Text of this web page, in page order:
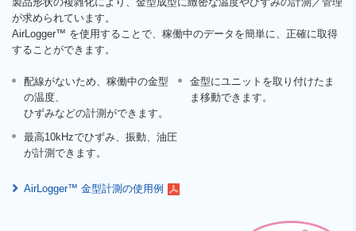
が求められています。
AirLogger™ を使用することで、稼働中のデータを簡単に、正確に取得
することができます。
配線がないため、稼働中の金型
の温度、
ひずみなどの計測ができます。
金型にユニットを取り付けたま
ま移動できます。
最高10kHzでひずみ、振動、油圧
が計測できます。
AirLogger™ 金型計測の使用例